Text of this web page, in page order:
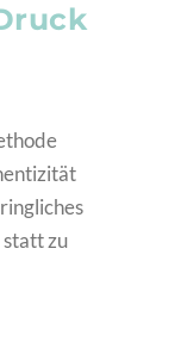
statt zu